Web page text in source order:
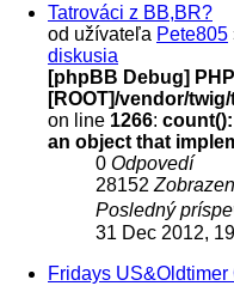
Tatrováci z BB,BR?
od užívateľa Pete805
diskusia
[phpBB Debug]
[ROOT]/vendor/
on line 1266:
an object that
0 Odpovedí
28152
Posledný
31 Dec 2012,
Fridays